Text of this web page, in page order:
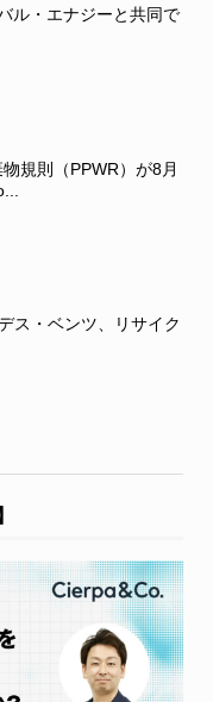
ル・エナジーと共同で
規則（PPWR）が8月
ス・ベンツ、リサイク